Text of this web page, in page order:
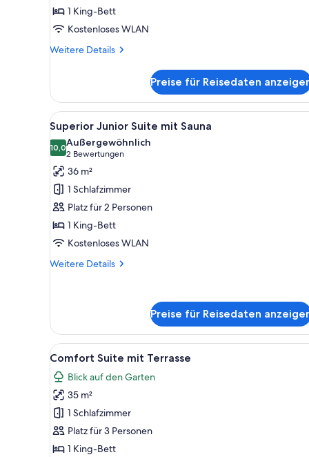
1 King-Bett
Kostenloses WLAN
Weitere Details
Weitere
Business
Preise für Reisedaten
Alle
Fotos
für
Superior
Junior
Suite
mit
Sauna
anzeigen
Ein modernes Schlafzimmer
8
Superior Junior Suite mit Sauna
10,010,0 von 10
Außergewöhnlich
2 Bewertungen
(2
Bewertungen)
36 m²
1 Schlafzimmer
Platz für 2 Personen
1 King-Bett
Kostenloses WLAN
Weitere Details
Weitere
Suite
mit
Sauna
Preise für Reisedaten
Alle
Fotos
für
Comfort
Suite
mit
Terrasse
Ein ordentlich bezogenes
6
Comfort Suite mit Terrasse
Blick auf den Garten
35 m²
1 Schlafzimmer
Platz für 3 Personen
1 King-Bett